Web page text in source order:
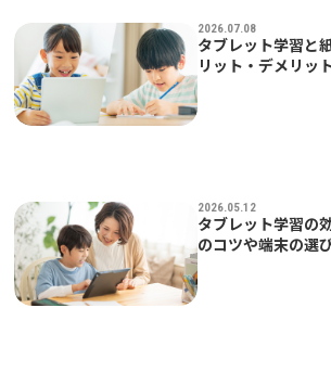
2026.07.08
タブレット学習と
リット・デメリッ
2026.05.12
タブレット学習の
のコツや端末の選